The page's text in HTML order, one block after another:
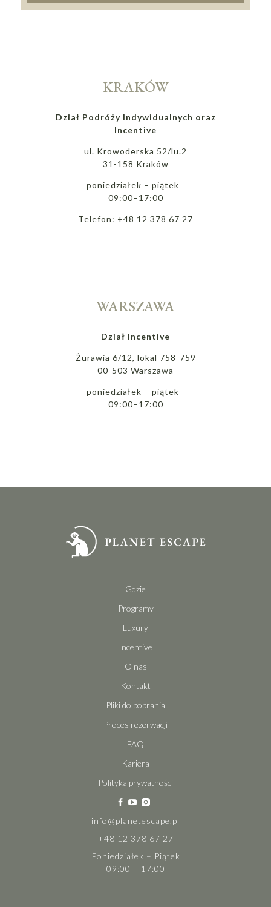
KRAKÓW
Dział Podróży Indywidualnych oraz
Incentive
ul. Krowoderska 52/lu.2
31-158 Kraków
poniedziałek – piątek
09:00–17:00
Telefon: +48 12 378 67 27
WARSZAWA
Dział Incentive
Żurawia 6/12, lokal 758-759
00-503 Warszawa
poniedziałek – piątek
09:00–17:00
Gdzie
Programy
Luxury
Incentive
O nas
Kontakt
Pliki do pobrania
Proces rezerwacji
FAQ
Kariera
Polityka prywatności
info@planetescape.pl
+48 12 378 67 27
Poniedziałek – Piątek
09:00 – 17:00